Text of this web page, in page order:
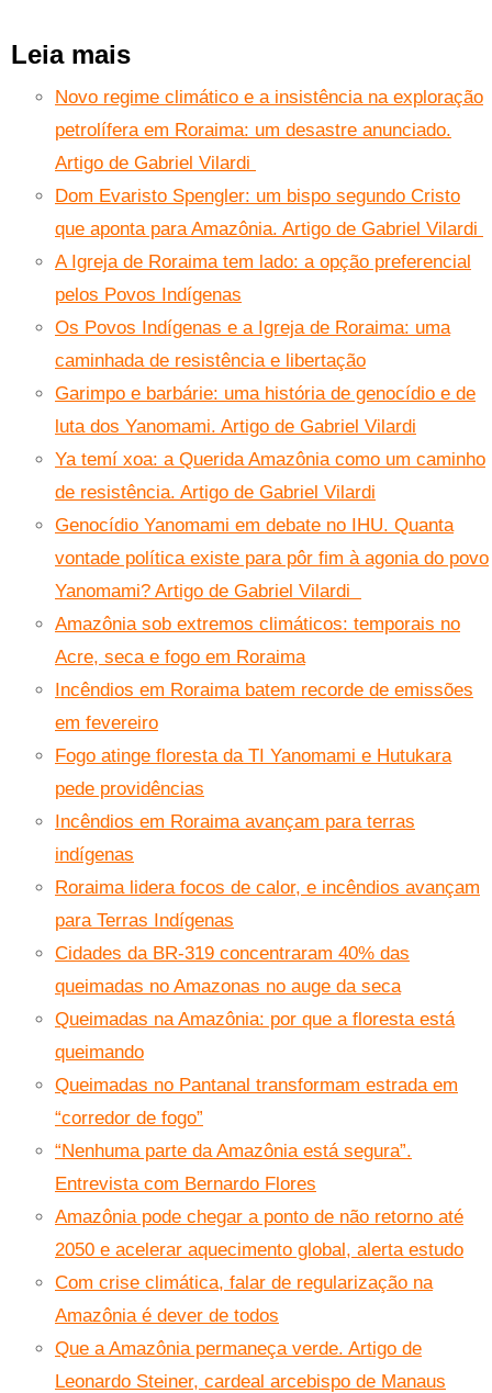
Leia mais
Novo regime climático e a insistência na exploração
petrolífera em Roraima: um desastre anunciado.
Artigo de Gabriel Vilardi
Dom Evaristo Spengler: um bispo segundo Cristo
que aponta para Amazônia. Artigo de Gabriel Vilardi
A Igreja de Roraima tem lado: a opção preferencial
pelos Povos Indígenas
Os Povos Indígenas e a Igreja de Roraima: uma
caminhada de resistência e libertação
Garimpo e barbárie: uma história de genocídio e de
luta dos Yanomami. Artigo de Gabriel Vilardi
Ya temí xoa: a Querida Amazônia como um caminho
de resistência. Artigo de Gabriel Vilardi
Genocídio Yanomami em debate no IHU. Quanta
vontade política existe para pôr fim à agonia do povo
Yanomami? Artigo de Gabriel Vilardi
Amazônia sob extremos climáticos: temporais no
Acre, seca e fogo em Roraima
Incêndios em Roraima batem recorde de emissões
em fevereiro
Fogo atinge floresta da TI Yanomami e Hutukara
pede providências
Incêndios em Roraima avançam para terras
indígenas
Roraima lidera focos de calor, e incêndios avançam
para Terras Indígenas
Cidades da BR-319 concentraram 40% das
queimadas no Amazonas no auge da seca
Queimadas na Amazônia: por que a floresta está
queimando
Queimadas no Pantanal transformam estrada em
“corredor de fogo”
“Nenhuma parte da Amazônia está segura”.
Entrevista com Bernardo Flores
Amazônia pode chegar a ponto de não retorno até
2050 e acelerar aquecimento global, alerta estudo
Com crise climática, falar de regularização na
Amazônia é dever de todos
Que a Amazônia permaneça verde. Artigo de
Leonardo Steiner, cardeal arcebispo de Manaus